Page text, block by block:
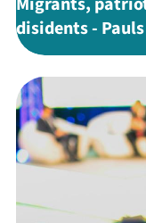
disidents -